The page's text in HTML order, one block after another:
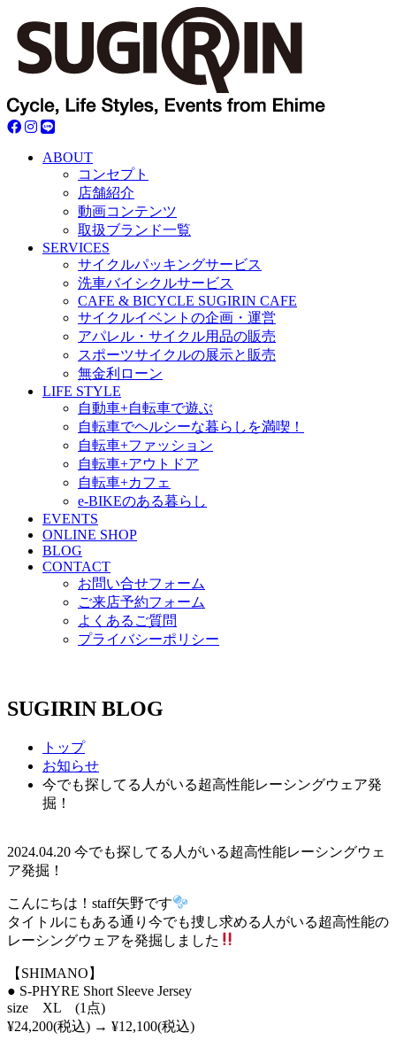
ABOUT
コンセプト
店舗紹介
動画コンテンツ
取扱ブランド一覧
SERVICES
サイクルパッキングサービス
洗車バイシクルサービス
CAFE & BICYCLE SUGIRIN CAFE
サイクルイベントの企画・運営
アパレル・サイクル用品の販売
スポーツサイクルの展示と販売
無金利ローン
LIFE STYLE
自動車+自転車で遊ぶ
自転車でヘルシーな暮らしを満喫！
自転車+ファッション
自転車+アウトドア
自転車+カフェ
e-BIKEのある暮らし
EVENTS
ONLINE SHOP
BLOG
CONTACT
お問い合せフォーム
ご来店予約フォーム
よくあるご質問
プライバシーポリシー
SUGIRIN BLOG
トップ
お知らせ
今でも探してる人がいる超高性能レーシングウェア発
掘！
2024.04.20 今でも探してる人がいる超高性能レーシングウェ
ア発掘！
こんにちは！staff矢野です
タイトルにもある通り今でも捜し求める人がいる超高性能の
レーシングウェアを発掘しました
【SHIMANO】
● S-PHYRE Short Sleeve Jersey
size XL (1点)
¥24,200(税込) → ¥12,100(税込)